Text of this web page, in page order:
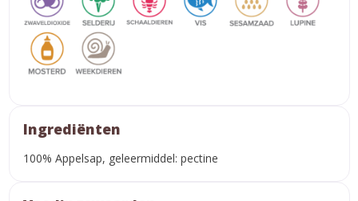
Ingrediënten
100% Appelsap, geleermiddel: pectine